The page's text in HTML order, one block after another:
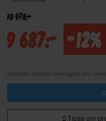
10 978:-
9 687:- -12%
Tipsa om